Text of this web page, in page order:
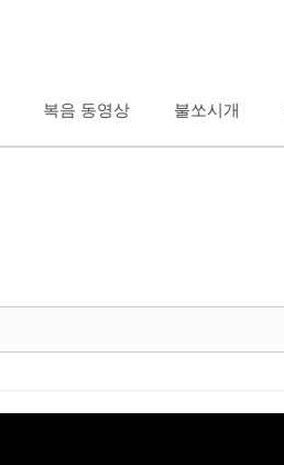
복음 동영상 불쏘시개